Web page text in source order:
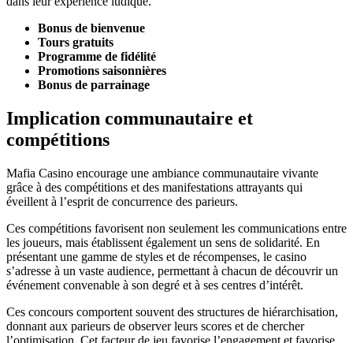
Bonus de bienvenue
Tours gratuits
Programme de fidélité
Promotions saisonnières
Bonus de parrainage
Implication communautaire et
compétitions
Mafia Casino encourage une ambiance communautaire vivante
grâce à des compétitions et des manifestations attrayants qui
éveillent à l’esprit de concurrence des parieurs.
Ces compétitions favorisent non seulement les communications entre
les joueurs, mais établissent également un sens de solidarité. En
présentant une gamme de styles et de récompenses, le casino
s’adresse à un vaste audience, permettant à chacun de découvrir un
événement convenable à son degré et à ses centres d’intérêt.
Ces concours comportent souvent des structures de hiérarchisation,
donnant aux parieurs de observer leurs scores et de chercher
l’optimisation. Cet facteur de jeu favorise l’engagement et favorise